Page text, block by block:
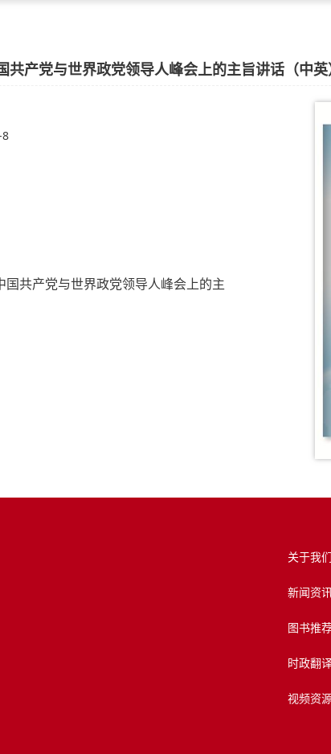
产党与世界政党领导人峰会上的主旨讲话（中英
共产党与世界政党领导人峰会上的主
关于我
新闻资
图书推
时政翻
视频资